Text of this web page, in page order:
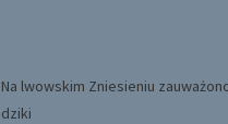
Na lwowskim Zniesieniu
dziki